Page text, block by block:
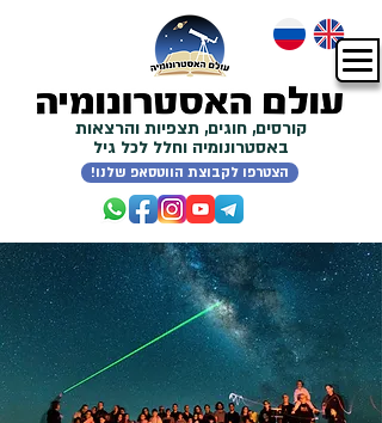
קורסים, חוגים, תצפיות והרצאות
באסטרונומיה וחלל לכל גיל
!הצטרפו לקבוצת הווטסאפ שלנו